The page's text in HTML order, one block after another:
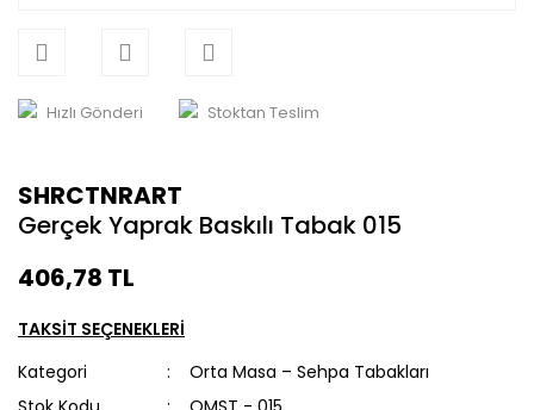
Hızlı Gönderi Stoktan Teslim
SHRCTNRART
Gerçek Yaprak Baskılı Tabak 015
406,78 TL
TAKSİT SEÇENEKLERİ
Kategori
Orta Masa – Sehpa Tabakları